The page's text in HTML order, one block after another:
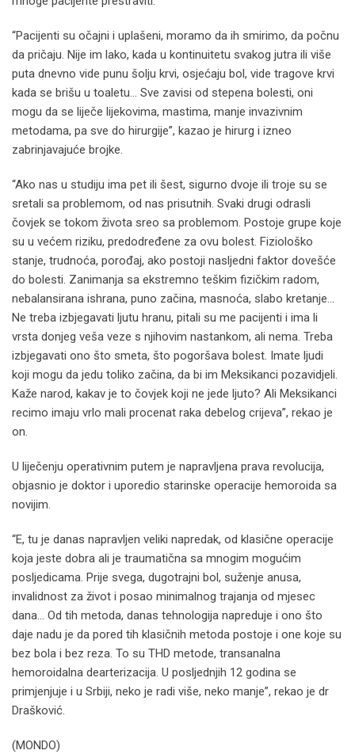
“Pacijenti su očajni i uplašeni, moramo da ih smirimo, da počnu
da pričaju. Nije im lako, kada u kontinuitetu svakog jutra ili više
puta dnevno vide punu šolju krvi, osjećaju bol, vide tragove krvi
kada se brišu u toaletu… Sve zavisi od stepena bolesti, oni
mogu da se liječe lijekovima, mastima, manje invazivnim
metodama, pa sve do hirurgije”, kazao je hirurg i izneo
zabrinjavajuće brojke.
“Ako nas u studiju ima pet ili šest, sigurno dvoje ili troje su se
sretali sa problemom, od nas prisutnih. Svaki drugi odrasli
čovjek se tokom života sreo sa problemom. Postoje grupe koje
su u većem riziku, predodređene za ovu bolest. Fiziološko
stanje, trudnoća, porođaj, ako postoji nasljedni faktor dovešće
do bolesti. Zanimanja sa ekstremno teškim fizičkim radom,
nebalansirana ishrana, puno začina, masnoća, slabo kretanje…
Ne treba izbjegavati ljutu hranu, pitali su me pacijenti i ima li
vrsta donjeg veša veze s njihovim nastankom, ali nema. Treba
izbjegavati ono što smeta, što pogoršava bolest. Imate ljudi
koji mogu da jedu toliko začina, da bi im Meksikanci pozavidjeli.
Kaže narod, kakav je to čovjek koji ne jede ljuto? Ali Meksikanci
recimo imaju vrlo mali procenat raka debelog crijeva”, rekao je
on.
U liječenju operativnim putem je napravljena prava revolucija,
objasnio je doktor i uporedio starinske operacije hemoroida sa
novijim.
“E, tu je danas napravljen veliki napredak, od klasične operacije
koja jeste dobra ali je traumatična sa mnogim mogućim
posljedicama. Prije svega, dugotrajni bol, suženje anusa,
invalidnost za život i posao minimalnog trajanja od mjesec
dana… Od tih metoda, danas tehnologija napreduje i ono što
daje nadu je da pored tih klasičnih metoda postoje i one koje su
bez bola i bez reza. To su THD metode, transanalna
hemoroidalna dearterizacija. U posljednjih 12 godina se
primjenjuje i u Srbiji, neko je radi više, neko manje”, rekao je dr
Drašković.
(MONDO)